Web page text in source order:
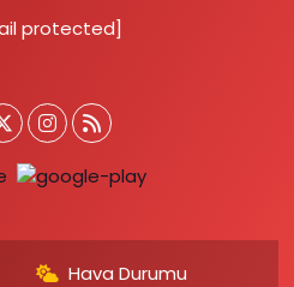
protected]
Hava Durumu